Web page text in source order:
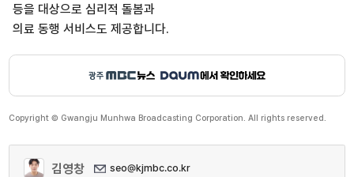
등을 대상으로 심리적 돌봄과
의료 동행 서비스도 제공합니다.
Copyright © Gwangju Munhwa Broadcasting Corporation. All rights reserved.
김영창 seo@kjmbc.co.kr